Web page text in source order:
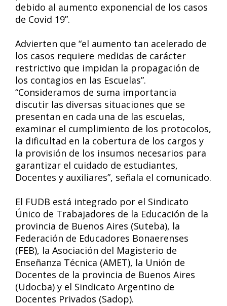
debido al aumento exponencial de los casos
de Covid 19”.
Advierten que “el aumento tan acelerado de
los casos requiere medidas de carácter
restrictivo que impidan la propagación de
los contagios en las Escuelas”.
“Consideramos de suma importancia
discutir las diversas situaciones que se
presentan en cada una de las escuelas,
examinar el cumplimiento de los protocolos,
la dificultad en la cobertura de los cargos y
la provisión de los insumos necesarios para
garantizar el cuidado de estudiantes,
Docentes y auxiliares”, señala el comunicado.
El FUDB está integrado por el Sindicato
Único de Trabajadores de la Educación de la
provincia de Buenos Aires (Suteba), la
Federación de Educadores Bonaerenses
(FEB), la Asociación del Magisterio de
Enseñanza Técnica (AMET), la Unión de
Docentes de la provincia de Buenos Aires
(Udocba) y el Sindicato Argentino de
Docentes Privados (Sadop).